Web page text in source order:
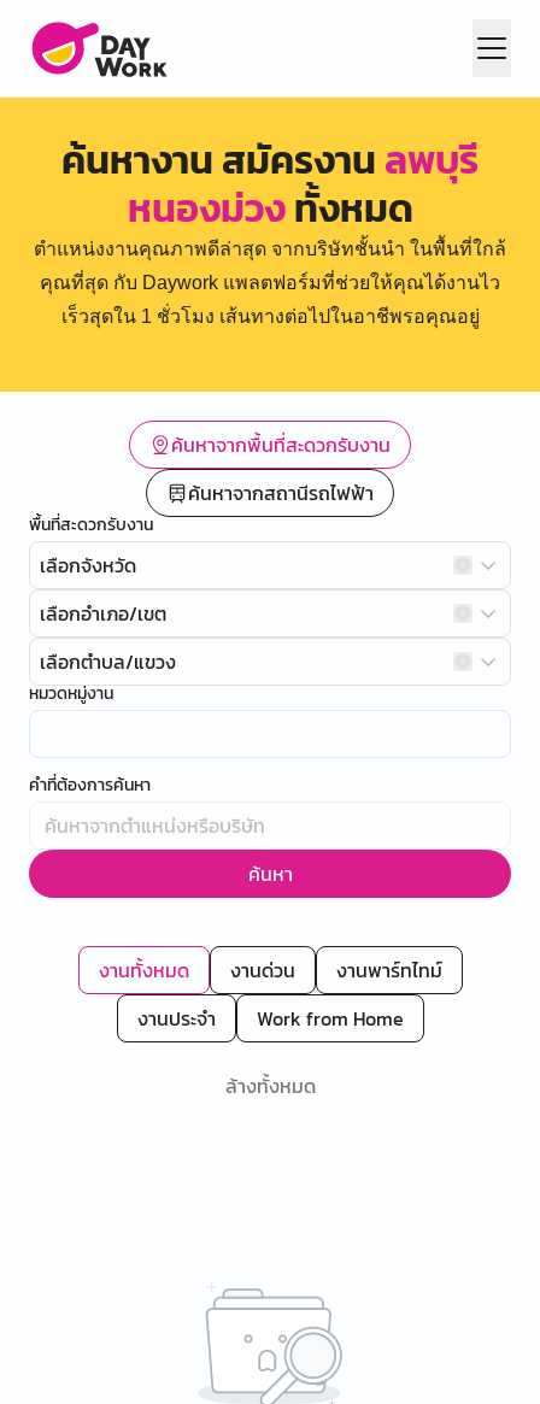
ค้นหางาน สมัครงานลพบุรี
หนองม่วงทั้งหมด
ตำแหน่งงานคุณภาพดีล่าสุด จากบริษัทชั้นนำ ในพื้นที่ใกล้
คุณที่สุด กับ Daywork แพลตฟอร์มที่ช่วยให้คุณได้งานไว
เร็วสุดใน 1 ชั่วโมง เส้นทางต่อไปในอาชีพรอคุณอยู่
ค้นหาจากพื้นที่สะดวกรับงาน
ค้นหาจากสถานีรถไฟฟ้า
พื้นที่สะดวกรับงาน
เลือกจังหวัด
เลือกอำเภอ/เขต
เลือกตำบล/แขวง
หมวดหมู่งาน
คำที่ต้องการค้นหา
ค้นหา
งานทั้งหมด งานด่วน
งานพาร์ทไทม์
งานประจำ
Work from Home
ล้างทั้งหมด